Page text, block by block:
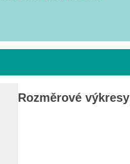
Rozměrové výkresy